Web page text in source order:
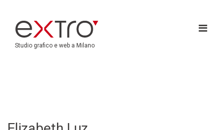
Studio grafico e web a Milano